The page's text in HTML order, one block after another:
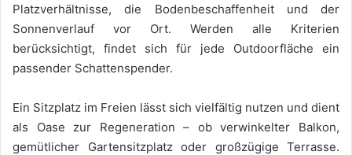
Platzverhältnisse, die Bodenbeschaffenheit und der
Sonnenverlauf vor Ort. Werden alle Kriterien
berücksichtigt, findet sich für jede Outdoorfläche ein
passender Schattenspender.
Ein Sitzplatz im Freien lässt sich vielfältig nutzen und dient
als Oase zur Regeneration – ob verwinkelter Balkon,
gemütlicher Gartensitzplatz oder großzügige Terrasse.